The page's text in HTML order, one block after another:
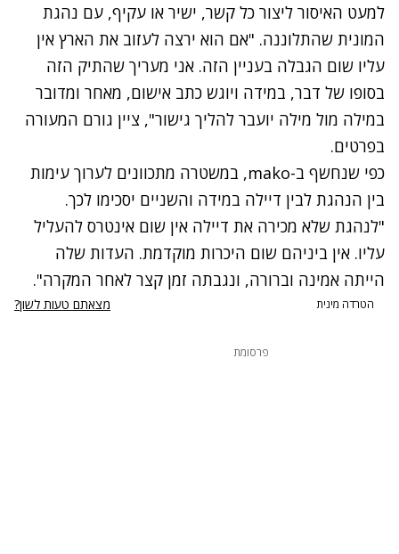
למעט האיסור ליצור כל קשר, ישיר או עקיף, עם נהגת
המונית שהתלוננה. "אם הוא ירצה לעזוב את הארץ אין
עליו שום הגבלה בעניין הזה. אני מעריך שהתיק הזה
בסופו של דבר, במידה ויוגש כתב אישום, מאחר ומדובר
במילה מול מילה יועבר להליך גישור", ציין גורם המעורה
בפרטים.
כפי שנחשף ב-mako, במשטרה מתכוונים לערוך עימות
בין הנהגת לבין דיילה במידה והשניים יסכימו לכך.
"לנהגת שלא מכירה את דיילה אין שום אינטרס להעליל
עליו. אין ביניהם שום היכרות מוקדמת. העדות שלה
הייתה אמינה וברורה, ונגבתה זמן קצר לאחר המקרה".
הטרדה מינית מצאתם טעות לשון?
פרסומת